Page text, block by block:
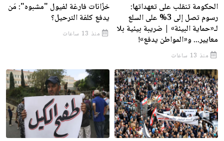
الحكومة تنقلب على تعهداتها:
رسوم تصل إلى 3% على السلع
لـ«حماية البيئة» | ضريبة بيئية بلا
معايير... و«المواطن يدفع»!
منذ 13 ساعات
خزّانات فارغة لفيول "مشبوه": مَن
يدفع كلفة الترحيل؟
منذ 13 ساعات